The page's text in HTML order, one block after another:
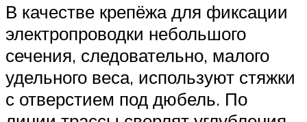
В качестве крепёжа для фиксации
электропроводки небольшого
сечения, следовательно, малого
удельного веса, используют стяжки
с отверстием под дюбель. По